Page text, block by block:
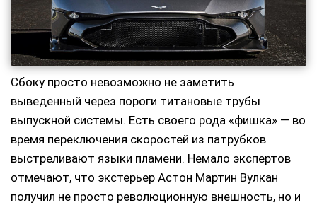
Сбоку просто невозможно не заметить
выведенный через пороги титановые трубы
выпускной системы. Есть своего рода «фишка» — во
время переключения скоростей из патрубков
выстреливают языки пламени. Немало экспертов
отмечают, что экстерьер Астон Мартин Вулкан
получил не просто революционную внешность, но и